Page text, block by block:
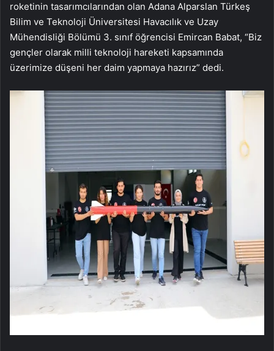
roketinin tasarımcılarından olan Adana Alparslan Türkeş
Bilim ve Teknoloji Üniversitesi Havacılık ve Uzay
Mühendisliği Bölümü 3. sınıf öğrencisi Emircan Babat, “Biz
gençler olarak milli teknoloji hareketi kapsamında
üzerimize düşeni her daim yapmaya hazırız” dedi.